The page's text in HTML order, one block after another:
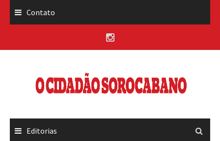
Contato
Editorias